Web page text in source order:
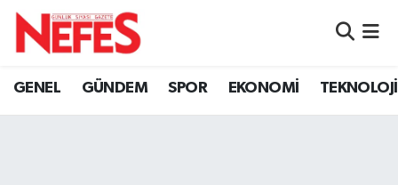
GENEL GÜNDEM SPOR EKONOMİ TEKNOLOJİ
Hava Durumu